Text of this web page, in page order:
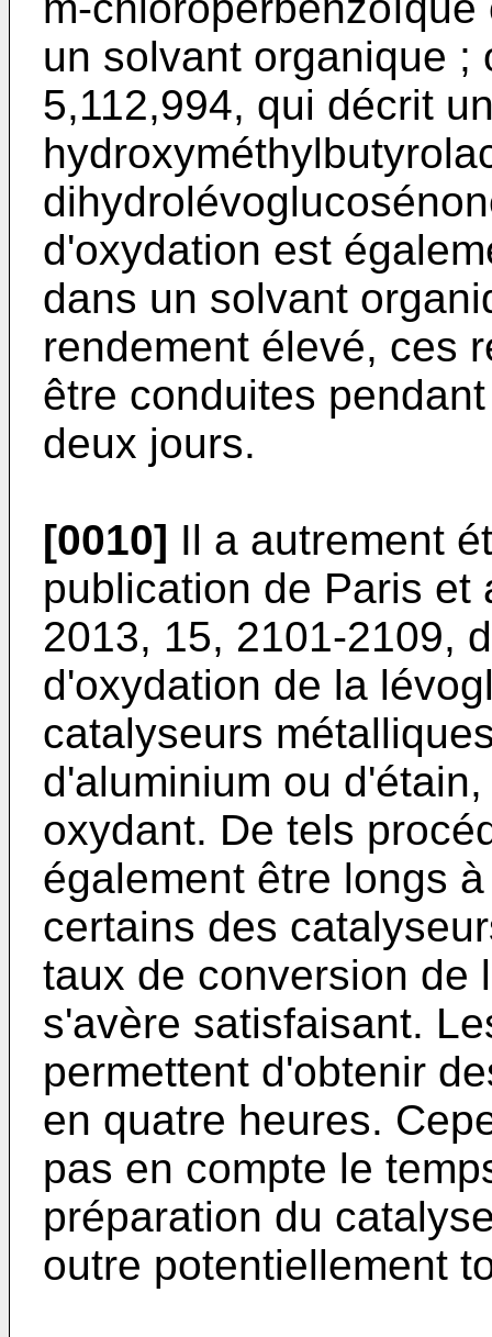
un solvant organique
5,112,994, qui décrit
d'oxydation est
dans un solvant
rendement élevé, ces
être conduites
deux jours.
[0010] Il a autrement
publication de Paris et
2013, 15, 2101-2109,
d'oxydation de la
catalyseurs
d'aluminium ou
oxydant. De tels
également être longs
certains des
taux de conversion de
s'avère satisfaisant.
permettent d'obtenir
en quatre heures.
pas en compte le
préparation du
outre potentiellement